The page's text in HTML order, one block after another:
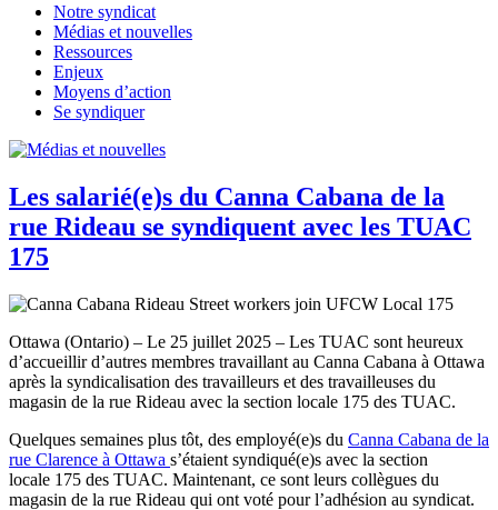
Notre syndicat
Médias et nouvelles
Ressources
Enjeux
Moyens d’action
Se syndiquer
Les salarié(e)s du Canna Cabana de la
rue Rideau se syndiquent avec les TUAC
175
Ottawa (Ontario) – Le 25 juillet 2025 – Les TUAC sont heureux
d’accueillir d’autres membres travaillant au Canna Cabana à Ottawa
après la syndicalisation des travailleurs et des travailleuses du
magasin de la rue Rideau avec la section locale 175 des TUAC.
Quelques semaines plus tôt, des employé(e)s du Canna Cabana de la
rue Clarence à Ottawa s’étaient syndiqué(e)s avec la section
locale 175 des TUAC. Maintenant, ce sont leurs collègues du
magasin de la rue Rideau qui ont voté pour l’adhésion au syndicat.